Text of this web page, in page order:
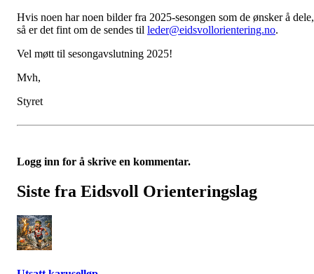
Hvis noen har noen bilder fra 2025-sesongen som de ønsker å dele,
så er det fint om de sendes til leder@eidsvollorientering.no.
Vel møtt til sesongavslutning 2025!
Mvh,
Styret
Logg inn for å skrive en kommentar.
Siste fra Eidsvoll Orienteringslag